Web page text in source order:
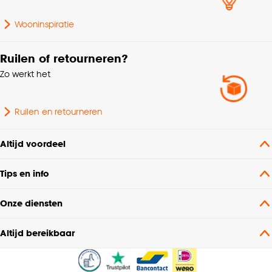
Wooninspiratie
Ruilen of retourneren?
Zo werkt het
Ruilen en retourneren
Altijd voordeel
Tips en info
Onze diensten
Altijd bereikbaar